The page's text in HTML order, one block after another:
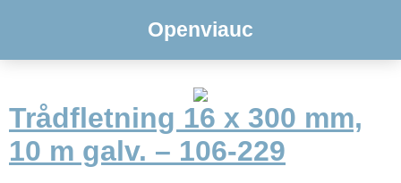
Openviauc
Trådfletning 16 x 300 mm,
10 m galv. – 106-229